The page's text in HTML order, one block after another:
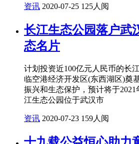
资讯 2020-07-25 125人阅
长江生态公园落户武
态名片
计划投资近100亿元人民币的长
临空港经济开发区(东西湖区)奠
振兴和生态保护，预计将于
江生态公园位于武汉市
资讯 2020-07-23 159人阅